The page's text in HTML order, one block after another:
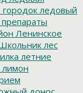
ледовый
Ленинское
лес
летние
лимон